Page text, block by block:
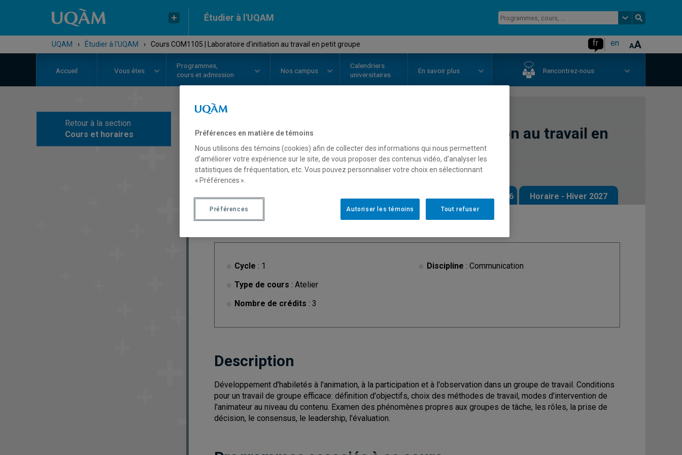
Étudier à l'UQAM
UQAM › Étudier à l'UQAM › Cours COM1105 | Laboratoire d'initiation au travail en petit groupe fr en
Accueil Vous êtes
Programmes,
cours et admission
Nos campus
Calendriers
universitaires
En savoir plus Rencontrez-nous
Retour à la section
Cours et horaires
COURS// COM1105
Laboratoire d'initiation au travail en
petit groupe
Description Horaire - Été 2026 Horaire - Automne 2026 Horaire - Hiver 2027
Cycle : 1
Type de cours : Atelier
Nombre de crédits : 3
Discipline : Communication
Description
Développement d'habiletés à l'animation, à la participation et à l'observation dans un groupe de travail. Conditions
pour un travail de groupe efficace: définition d'objectifs, choix des méthodes de travail, modes d'intervention de
l'animateur au niveau du contenu. Examen des phénomènes propres aux groupes de tâche, les rôles, la prise de
décision, le consensus, le leadership, l'évaluation.
Préférences en matière de témoins
Nous utilisons des témoins (cookies) afin de collecter des informations qui nous permettent
d’améliorer votre expérience sur le site, de vous proposer des contenus vidéo, d’analyser les
statistiques de fréquentation, etc. Vous pouvez personnaliser votre choix en sélectionnant
« Préférences ».
Tout refuser
Autoriser les témoins
Préférences